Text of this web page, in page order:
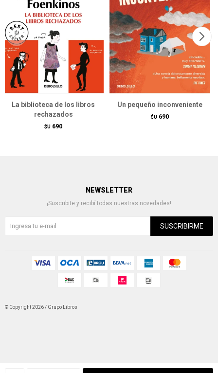
La biblioteca de los libros
rechazados
$U 690
Un pequeño inconveniente
$U 690
NEWSLETTER
¡Suscribite y recibí todas nuestras novedades!
SUSCRIBIRME
© Copyright 2026 / Grupo Libros